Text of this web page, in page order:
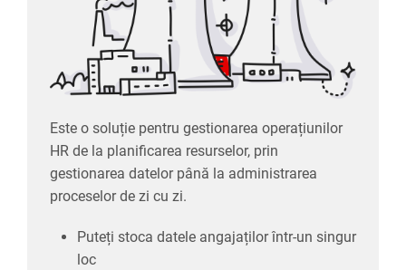
Este o soluție pentru gestionarea operațiunilor
HR de la planificarea resurselor, prin
gestionarea datelor până la administrarea
proceselor de zi cu zi.
Puteți stoca datele angajaților într-un singur
loc
gestionarea datelor până la administrarea
proceselor de zi cu zi.
Puteți stoca datele angajaților într-un singur
Ajută integrarea echipei HR în procesele
corporației
Puteți obține feedback despre activitatea
proprie și a conducerii și întrebări despre
Cu reducerea comunicării prin e-mail, puteți